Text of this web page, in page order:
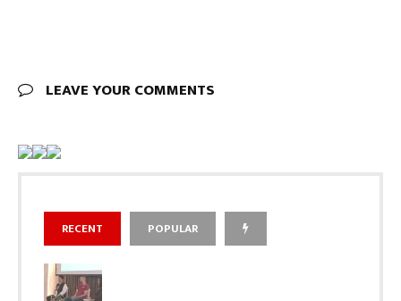
LEAVE YOUR COMMENTS
RECENT POPULAR